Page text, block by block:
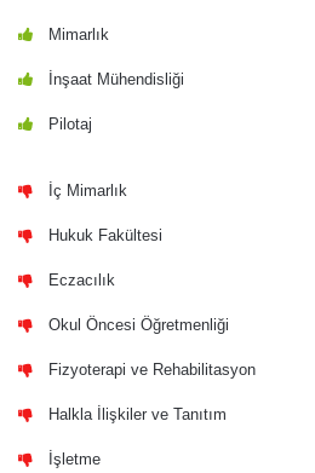
Mimarlık
İnşaat Mühendisliği
Pilotaj
İç Mimarlık
Hukuk Fakültesi
Eczacılık
Okul Öncesi Öğretmenliği
Fizyoterapi ve Rehabilitasyon
Halkla İlişkiler ve Tanıtım
İşletme